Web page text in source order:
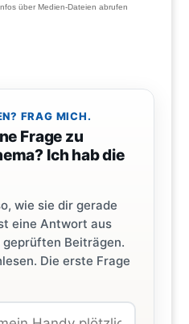
über Medien-Dateien abrufen
FRAG MICH.
Frage zu
Ich hab die
wie sie dir gerade
eine Antwort aus
Beiträgen.
Die erste Frage